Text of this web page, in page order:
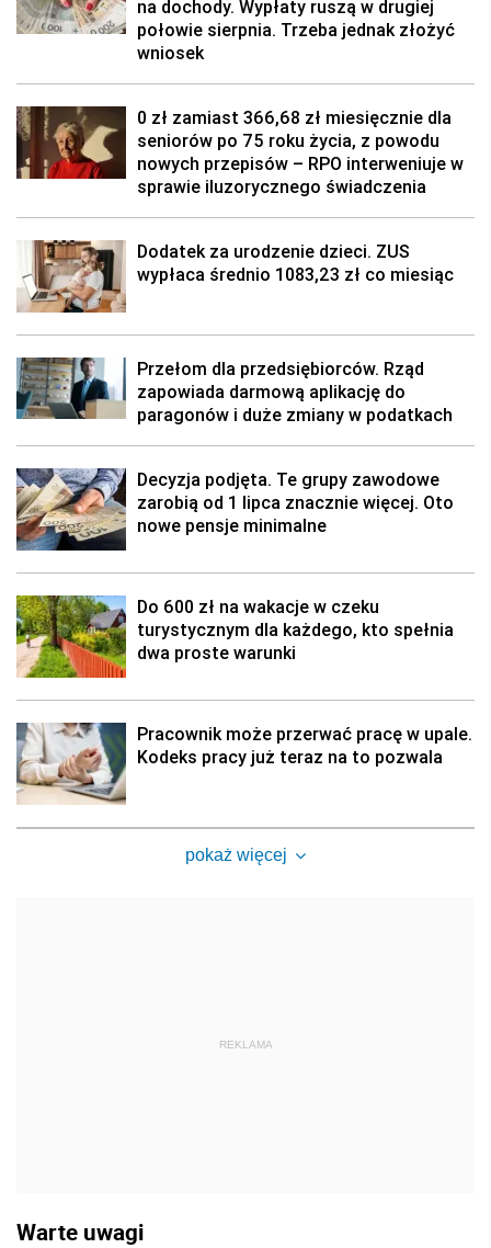
na dochody. Wypłaty ruszą w drugiej
połowie sierpnia. Trzeba jednak złożyć
wniosek
0 zł zamiast 366,68 zł miesięcznie dla
seniorów po 75 roku życia, z powodu
nowych przepisów – RPO interweniuje w
sprawie iluzorycznego świadczenia
Dodatek za urodzenie dzieci. ZUS
wypłaca średnio 1083,23 zł co miesiąc
Przełom dla przedsiębiorców. Rząd
zapowiada darmową aplikację do
paragonów i duże zmiany w podatkach
Decyzja podjęta. Te grupy zawodowe
zarobią od 1 lipca znacznie więcej. Oto
nowe pensje minimalne
Do 600 zł na wakacje w czeku
turystycznym dla każdego, kto spełnia
dwa proste warunki
Pracownik może przerwać pracę w upale.
Kodeks pracy już teraz na to pozwala
pokaż więcej
REKLAMA
Warte uwagi